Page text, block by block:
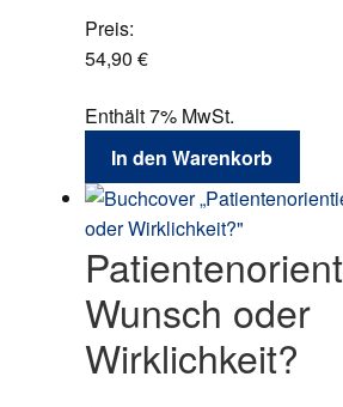
Preis:
54,90 €
Enthält 7% MwSt.
In den Warenkorb
Wunsch oder
Wirklichkeit?